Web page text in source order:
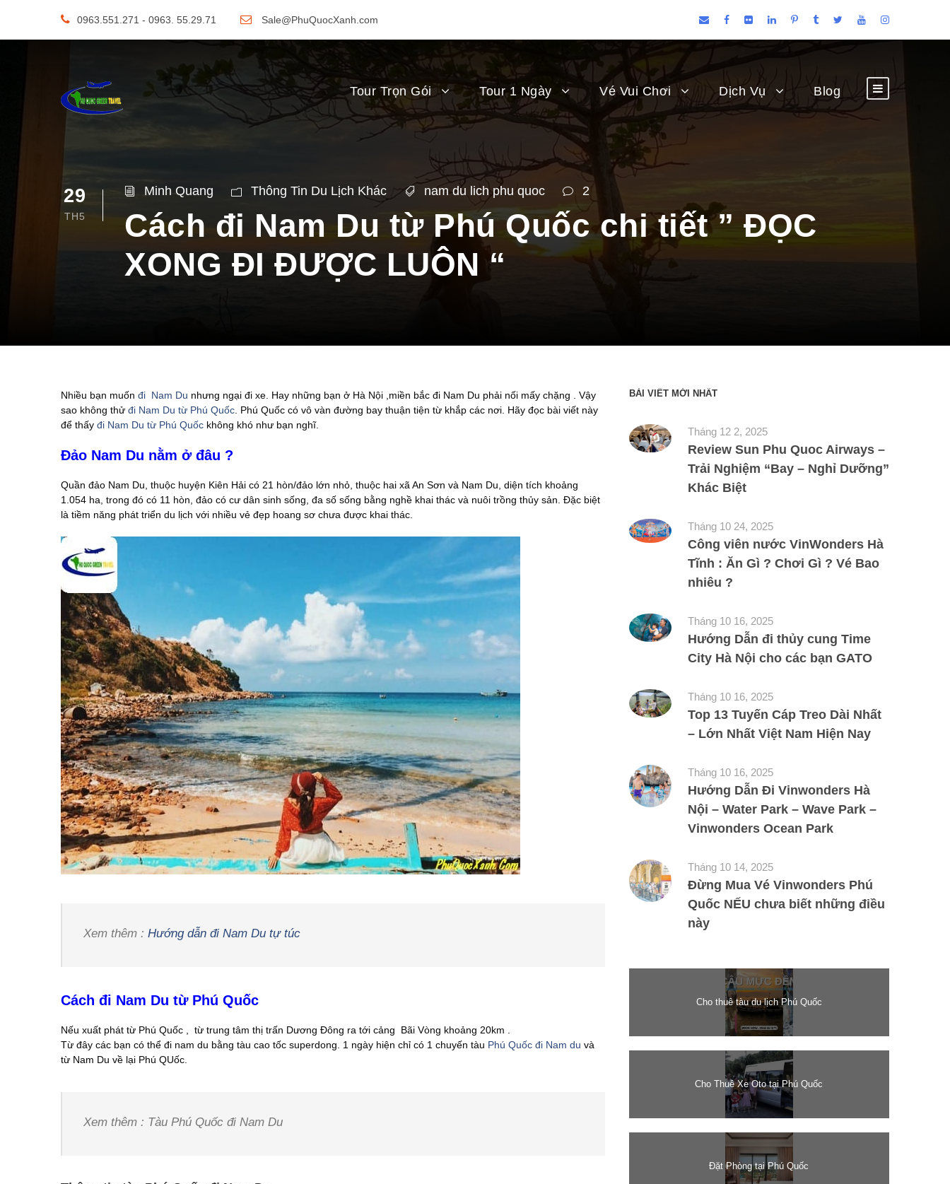
0963.551.271 - 0963. 55.29.71 Sale@PhuQuocXanh.com
Tour Trọn Gói Tour 1 Ngày Vé Vui Chơi Dịch Vụ Blog
29
TH5
Minh Quang Thông Tin Du Lịch Khác nam du lich phu quoc 2
Cách đi Nam Du từ Phú Quốc chi tiết ” ĐỌC
XONG ĐI ĐƯỢC LUÔN “
Nhiều bạn muốn đi Nam Du nhưng ngại đi xe. Hay những bạn ở Hà Nội ,miền bắc đi Nam Du phải nối mấy chặng . Vậy
sao không thử đi Nam Du từ Phú Quốc . Phú Quốc có vô vàn đường bay thuận tiện từ khắp các nơi. Hãy đọc bài viết này
để thấy đi Nam Du từ Phú Quốc không khó như bạn nghĩ.
Đảo Nam Du nằm ở đâu ?
Quần đảo Nam Du, thuộc huyện Kiên Hải có 21 hòn/đảo lớn nhỏ, thuộc hai xã An Sơn và Nam Du, diện tích khoảng
1.054 ha, trong đó có 11 hòn, đảo có cư dân sinh sống, đa số sống bằng nghề khai thác và nuôi trồng thủy sản. Đặc biệt
là tiềm năng phát triển du lịch với nhiều vẻ đẹp hoang sơ chưa được khai thác.
Xem thêm : Hướng dẫn đi Nam Du tự túc
Cách đi Nam Du từ Phú Quốc
Nếu xuất phát từ Phú Quốc , từ trung tâm thị trấn Dương Đông ra tới cảng Bãi Vòng khoảng 20km .
Từ đây các bạn có thể đi nam du bằng tàu cao tốc superdong. 1 ngày hiện chỉ có 1 chuyến tàu Phú Quốc đi Nam du và
từ Nam Du về lại Phú QUốc.
Xem thêm : Tàu Phú Quốc đi Nam Du
BÀI VIẾT MỚI NHẤT
Tháng 12 2, 2025
Review Sun Phu Quoc Airways –
Trải Nghiệm “Bay – Nghỉ Dưỡng”
Khác Biệt
Tháng 10 24, 2025
Công viên nước VinWonders Hà
Tĩnh : Ăn Gì ? Chơi Gì ? Vé Bao
nhiêu ?
Tháng 10 16, 2025
Hướng Dẫn đi thủy cung Time
City Hà Nội cho các bạn GATO
Tháng 10 16, 2025
Top 13 Tuyến Cáp Treo Dài Nhất
– Lớn Nhất Việt Nam Hiện Nay
Tháng 10 16, 2025
Hướng Dẫn Đi Vinwonders Hà
Nội – Water Park – Wave Park –
Vinwonders Ocean Park
Tháng 10 14, 2025
Đừng Mua Vé Vinwonders Phú
Quốc NẾU chưa biết những điều
này
Cho thuê tàu du lịch Phú Quốc
Cho Thuê Xe Oto tại Phú Quốc
Đặt Phòng tại Phú Quốc